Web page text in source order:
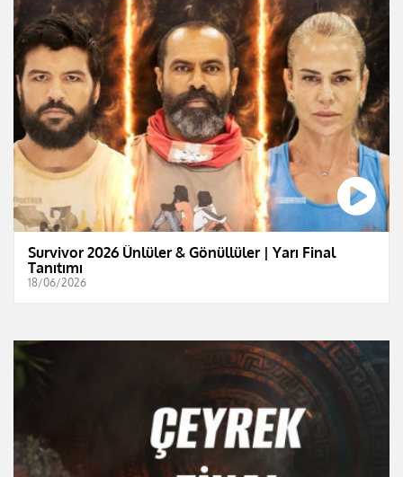
Survivor 2026 Ünlüler & Gönüllüler | Yarı Final
Tanıtımı
18/06/2026